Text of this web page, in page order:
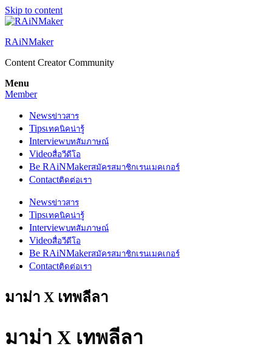
Skip to content
RAiNMaker
Content Creator Community
Menu
Member
Newsข่าวสาร
Tipsเทคนิคน่ารู้
Interviewบทสัมภาษณ์
Videoสื่อวีดีโอ
Be RAiNMakerสมัครสมาชิกเรนเมคเกอร์
Contactติดต่อเรา
Newsข่าวสาร
Tipsเทคนิคน่ารู้
Interviewบทสัมภาษณ์
Videoสื่อวีดีโอ
Be RAiNMakerสมัครสมาชิกเรนเมคเกอร์
Contactติดต่อเรา
มาม่า X เทพลีลา
มาม่า X เทพลีลา